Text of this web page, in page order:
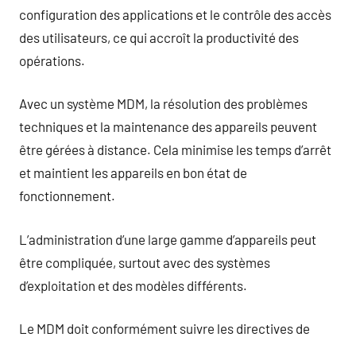
configuration des applications et le contrôle des accès
des utilisateurs, ce qui accroît la productivité des
opérations.
Avec un système MDM, la résolution des problèmes
techniques et la maintenance des appareils peuvent
être gérées à distance. Cela minimise les temps d’arrêt
et maintient les appareils en bon état de
fonctionnement.
L’administration d’une large gamme d’appareils peut
être compliquée, surtout avec des systèmes
d’exploitation et des modèles différents.
Le MDM doit conformément suivre les directives de